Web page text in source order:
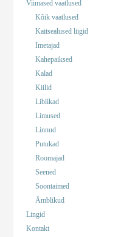
Viimased vaatlused
Kõik vaatlused
Kaitsealused liigid
Imetajad
Kahepaiksed
Kalad
Kiilid
Liblikad
Limused
Linnud
Putukad
Roomajad
Seened
Soontaimed
Ämblikud
Lingid
Kontakt